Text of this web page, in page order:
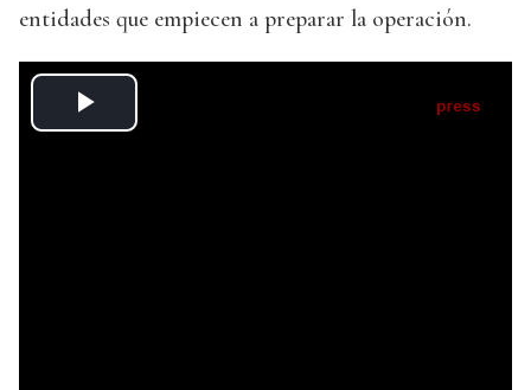
entidades que empiecen a preparar la operación.